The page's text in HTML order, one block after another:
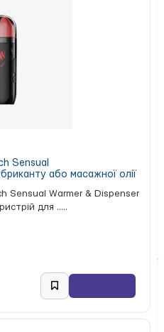
Sensual
або масажної олії
Sensual Warmer & Dispenser
для .....